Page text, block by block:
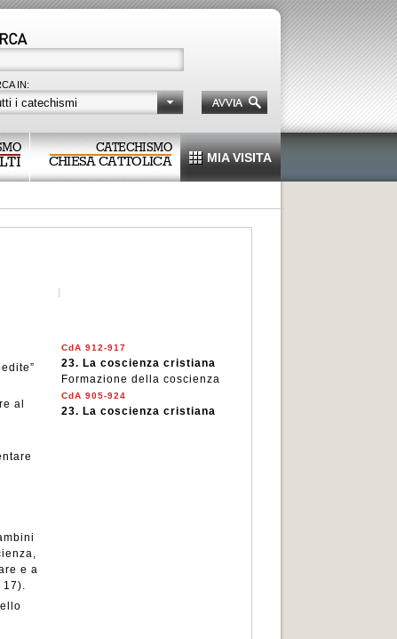
IN:
i catechismi
CATECHISMO
CHIESA CATTOLICA MIA VISITA
al
CdA 912-917
23. La coscienza cristiana
Formazione della coscienza
CdA 905-924
23. La coscienza cristiana
e a
17).